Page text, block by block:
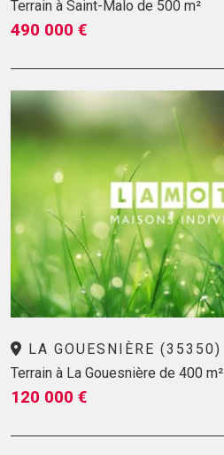
Terrain à Saint-Malo de 500 m²
490 000 €
LA GOUESNIÈRE (35350)
Terrain à La Gouesnière de 400 m²
120 000 €